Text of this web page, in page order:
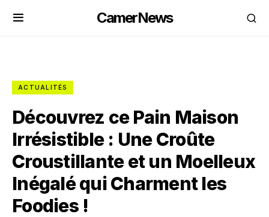
CamerNews
ACTUALITÉS
Découvrez ce Pain Maison
Irrésistible : Une Croûte
Croustillante et un Moelleux
Inégalé qui Charment les
Foodies !